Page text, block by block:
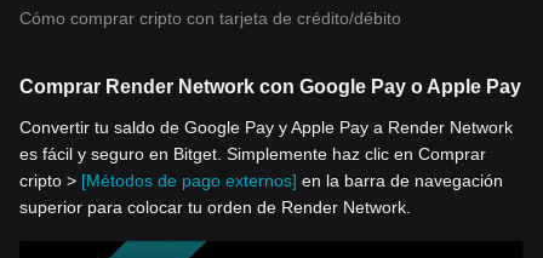
Cómo comprar cripto con tarjeta de crédito/débito
Comprar Render Network con Google Pay o Apple Pay
Convertir tu saldo de Google Pay y Apple Pay a Render Network
es fácil y seguro en Bitget. Simplemente haz clic en Comprar
cripto > [Métodos de pago externos] en la barra de navegación
superior para colocar tu orden de Render Network.